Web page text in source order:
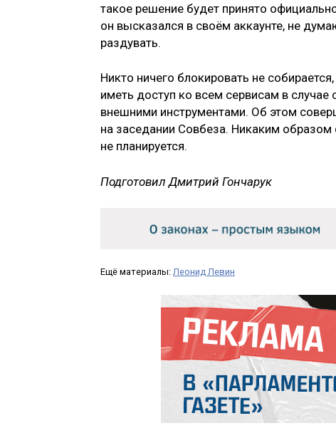
такое решение будет принято
он высказался в своём аккаунте, не
раздувать.
Никто ничего блокировать не
иметь доступ ко всем сервисам в случае
внешними инструментами. Об этом
на заседании Совбеза. Никаким образом
не планируется.
Подготовил Дмитрий Гончарук
Ещё материалы: Леонид Левин